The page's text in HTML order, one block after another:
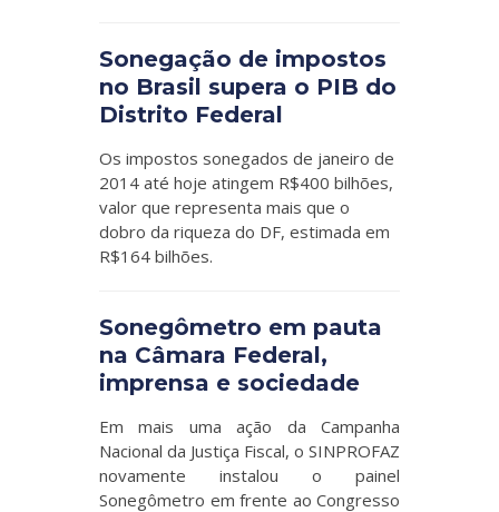
Sonegação de impostos
no Brasil supera o PIB do
Distrito Federal
Os impostos sonegados de janeiro de
2014 até hoje atingem R$400 bilhões,
valor que representa mais que o
dobro da riqueza do DF, estimada em
R$164 bilhões.
Sonegômetro em pauta
na Câmara Federal,
imprensa e sociedade
Em mais uma ação da Campanha
Nacional da Justiça Fiscal, o SINPROFAZ
novamente instalou o painel
Sonegômetro em frente ao Congresso